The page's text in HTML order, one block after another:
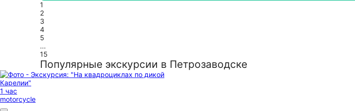
1
2
3
4
5
...
15
Популярные экскурсии в Петрозаводске
1 час
motorcycle